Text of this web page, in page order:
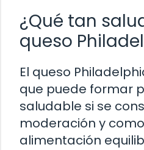
¿Qué tan
queso
El queso
que puede formar
saludable si se
moderación y
alimentación